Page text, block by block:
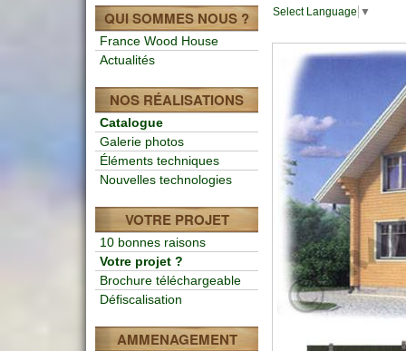
QUI SOMMES NOUS ?
France Wood House
Actualités
NOS RÉALISATIONS
Catalogue
Galerie photos
Éléments techniques
Nouvelles technologies
VOTRE PROJET
10 bonnes raisons
Votre projet ?
Brochure téléchargeable
Défiscalisation
AMMENAGEMENT
Select Language ▼